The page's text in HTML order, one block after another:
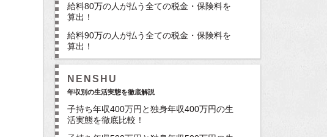
給料80万の人が払う全ての税金・保険料を
算出！
給料90万の人が払う全ての税金・保険料を
算出！
NENSHU
年収別の生活実態を徹底解説
子持ち年収400万円と独身年収400万円の生
活実態を徹底比較！